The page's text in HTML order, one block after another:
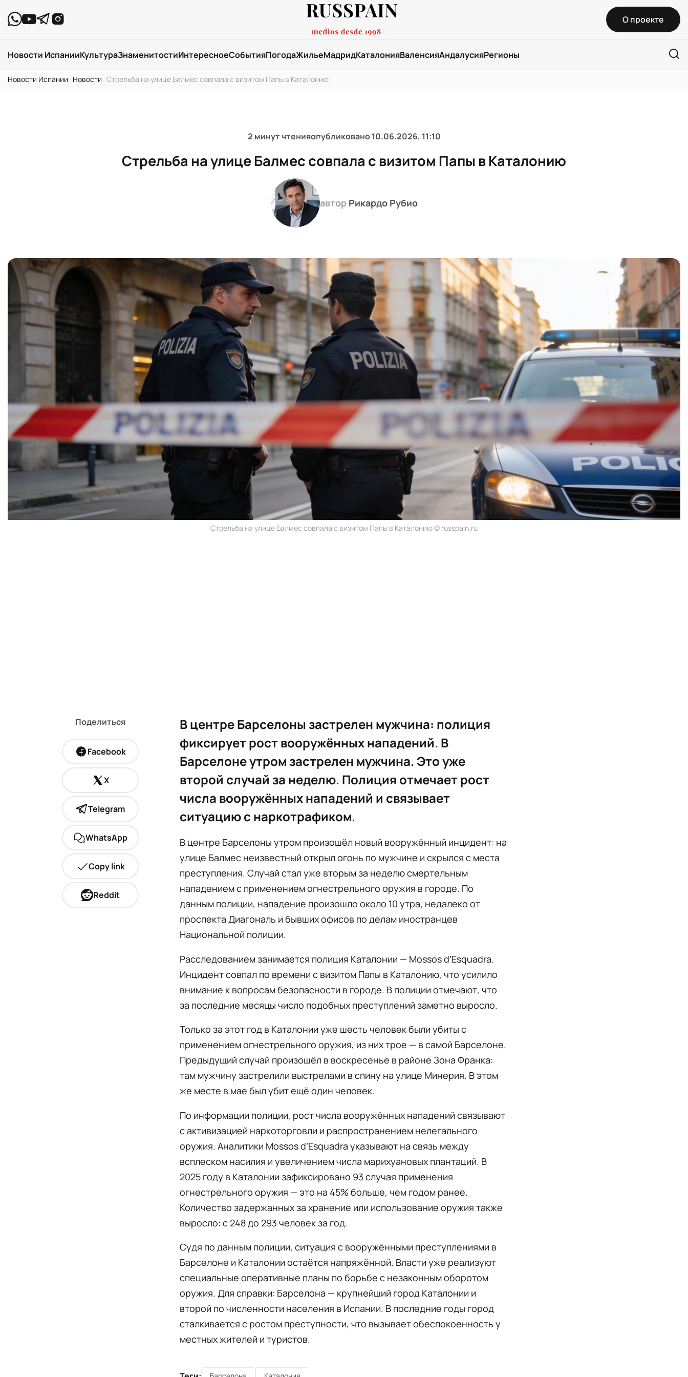
О проекте
Новости ИспанииКультураЗнаменитостиИнтересноеСобытияПогодаЖильеМадридКаталонияВаленсияАндалусияРегионы
Новости Испании Новости Стрельба на улице Балмес совпала с визитом Папы в Каталонию
2 минут чтенияопубликовано10.06.2026, 11:10
Стрельба на улице Балмес совпала с визитом Папы в Каталонию
автор Рикардо Рубио
Стрельба на улице Балмес совпала с визитом Папы в Каталонию © russpain.ru
Поделиться
Facebook
X
Telegram
WhatsApp
Copy link
Reddit
В центре Барселоны застрелен мужчина: полиция
фиксирует рост вооружённых нападений. В
Барселоне утром застрелен мужчина. Это уже
второй случай за неделю. Полиция отмечает рост
числа вооружённых нападений и связывает
ситуацию с наркотрафиком.
В центре Барселоны утром произошёл новый вооружённый инцидент: на
улице Балмес неизвестный открыл огонь по мужчине и скрылся с места
преступления. Случай стал уже вторым за неделю смертельным
нападением с применением огнестрельного оружия в городе. По
данным полиции, нападение произошло около 10 утра, недалеко от
проспекта Диагональ и бывших офисов по делам иностранцев
Национальной полиции.
Расследованием занимается полиция Каталонии — Mossos d’Esquadra.
Инцидент совпал по времени с визитом Папы в Каталонию, что усилило
внимание к вопросам безопасности в городе. В полиции отмечают, что
за последние месяцы число подобных преступлений заметно выросло.
Только за этот год в Каталонии уже шесть человек были убиты с
применением огнестрельного оружия, из них трое — в самой Барселоне.
Предыдущий случай произошёл в воскресенье в районе Зона Франка:
там мужчину застрелили выстрелами в спину на улице Минерия. В этом
же месте в мае был убит ещё один человек.
По информации полиции, рост числа вооружённых нападений связывают
с активизацией наркоторговли и распространением нелегального
оружия. Аналитики Mossos d’Esquadra указывают на связь между
всплеском насилия и увеличением числа марихуановых плантаций. В
2025 году в Каталонии зафиксировано 93 случая применения
огнестрельного оружия — это на 45% больше, чем годом ранее.
Количество задержанных за хранение или использование оружия также
выросло: с 248 до 293 человек за год.
Судя по данным полиции, ситуация с вооружёнными преступлениями в
Барселоне и Каталонии остаётся напряжённой. Власти уже реализуют
специальные оперативные планы по борьбе с незаконным оборотом
оружия. Для справки: Барселона — крупнейший город Каталонии и
второй по численности населения в Испании. В последние годы город
сталкивается с ростом преступности, что вызывает обеспокоенность у
местных жителей и туристов.